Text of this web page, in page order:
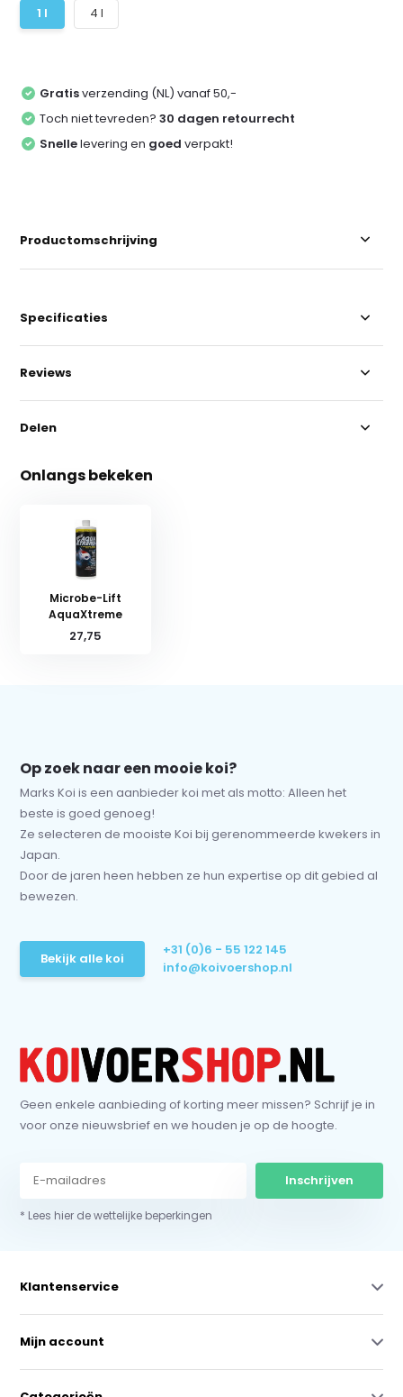
1 l 4 l
Gratisverzending (NL) vanaf 50,-
Toch niet tevreden?30 dagen retourrecht
Snellelevering en goed verpakt!
Productomschrijving
Specificaties
Reviews
Delen
Onlangs bekeken
Microbe-Lift
AquaXtreme
27,75
Op zoek naar een mooie koi?
Marks Koi is een aanbieder koi met als motto: Alleen het
beste is goed genoeg!
Ze selecteren de mooiste Koi bij gerenommeerde kwekers in
Japan.
Door de jaren heen hebben ze hun expertise op dit gebied al
bewezen.
Bekijk alle koi
+31 (0)6 - 55 122 145
info@koivoershop.nl
Geen enkele aanbieding of korting meer missen? Schrijf je in
voor onze nieuwsbrief en we houden je op de hoogte.
Inschrijven
* Lees hier de wettelijke beperkingen
Klantenservice
Mijn account